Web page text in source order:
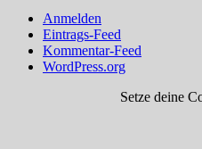
Anmelden
Eintrags-Feed
Kommentar-Feed
WordPress.org
Setze deine